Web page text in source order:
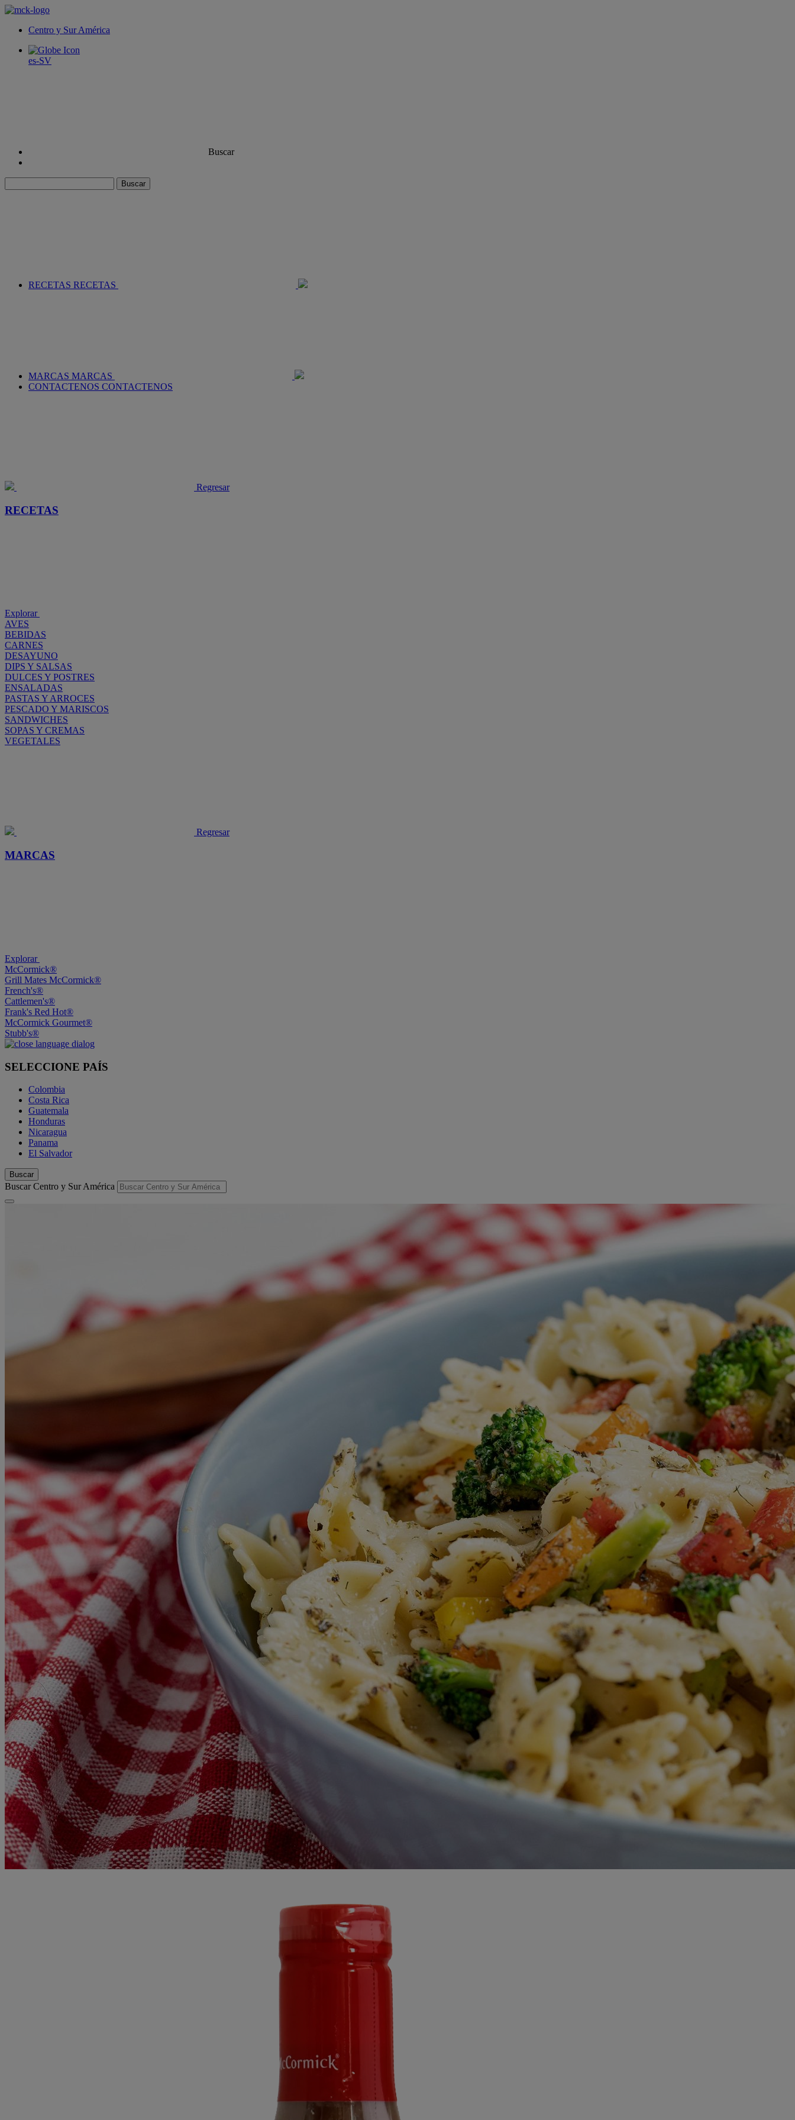
Centro y Sur América
es-SV
Buscar
Buscar
RECETAS RECETAS
MARCAS MARCAS
CONTACTENOS CONTACTENOS
Regresar
RECETAS
Explorar
AVES
BEBIDAS
CARNES
DESAYUNO
DIPS Y SALSAS
DULCES Y POSTRES
ENSALADAS
PASTAS Y ARROCES
PESCADO Y MARISCOS
SANDWICHES
SOPAS Y CREMAS
VEGETALES
Regresar
MARCAS
Explorar
McCormick®
Grill Mates McCormick®
French's®
Cattlemen's®
Frank's Red Hot®
McCormick Gourmet®
Stubb's®
SELECCIONE PAÍS
Colombia
Costa Rica
Guatemala
Honduras
Nicaragua
Panama
El Salvador
Buscar
Buscar Centro y Sur América